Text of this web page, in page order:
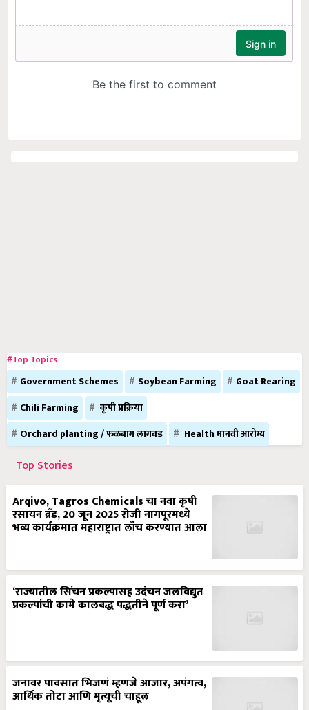
#Top Topics
Government Schemes Soybean Farming
Goat Rearing
Chili Farming
कृषी प्रक्रिया
Orchard planting / फळबाग लागवड
Health मानवी आरोग्य
Top Stories
Arqivo, Tagros Chemicals चा नवा कृषी
रसायन ब्रँड, 20 जून 2025 रोजी नागपूरमध्ये
भव्य कार्यक्रमात महाराष्ट्रात लाँच करण्यात आला
‘राज्यातील सिंचन प्रकल्पासह उदंचन जलविद्युत
प्रकल्पांची कामे कालबद्ध पद्धतीने पूर्ण करा’
जनावर पावसात भिजणं म्हणजे आजार, अपंगत्व,
आर्थिक तोटा आणि मृत्यूची चाहूल